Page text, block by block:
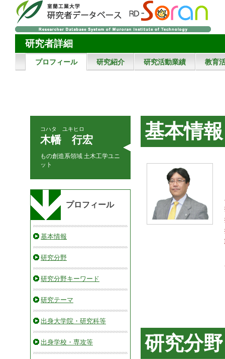
研究者詳細
プロフィール 研究紹介 研究活動業績 教育
コハタ ユキヒロ
木幡 行宏
もの創造系領域 土木工学ユニ
ット
プロフィール
基本情報
研究分野
研究分野キーワード
研究テーマ
出身大学院・研究科等
出身学校・専攻等
基本情報
研究分野